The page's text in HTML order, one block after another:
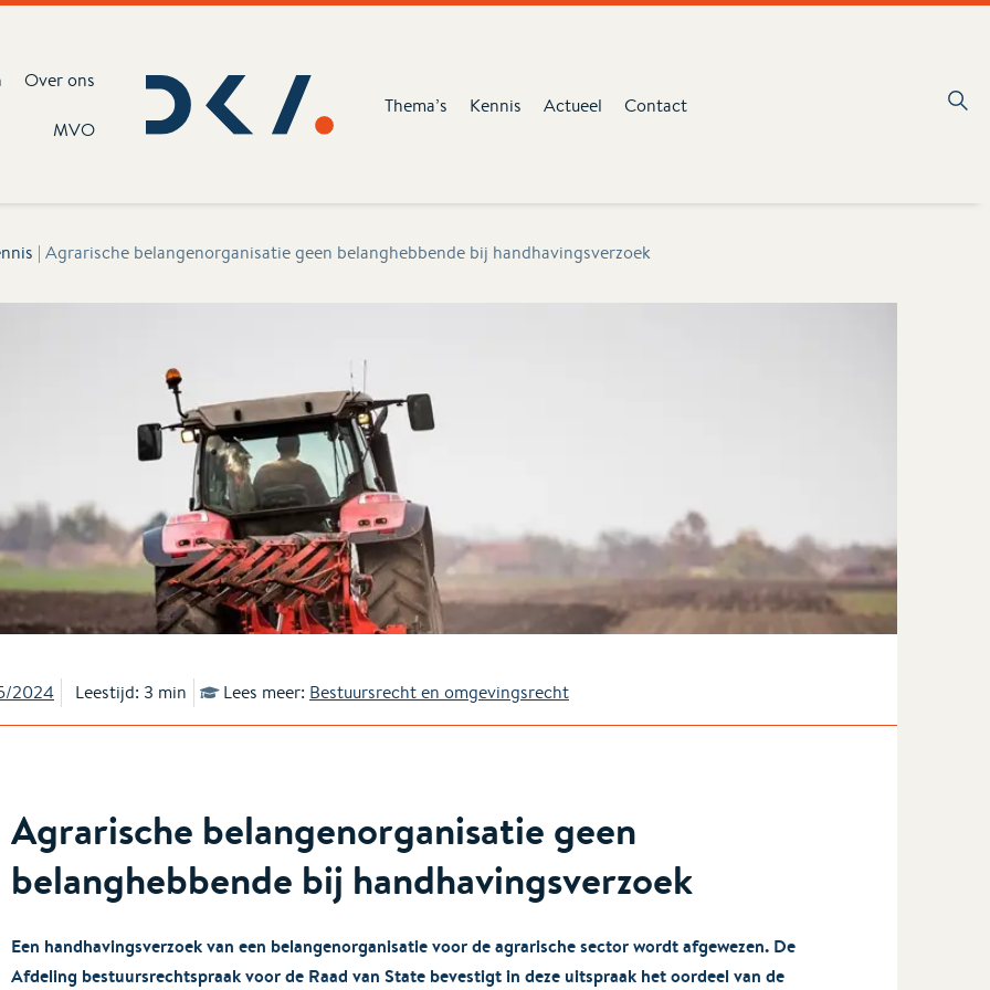
Over ons
MVO
Thema’s Kennis Actueel Contact
| Agrarische belangenorganisatie geen belanghebbende bij handhavingsverzoek
2024 Leestijd: 3 min Lees meer: Bestuursrecht en omgevingsrecht
Agrarische belangenorganisatie geen
belanghebbende bij handhavingsverzoek
Een handhavingsverzoek van een belangenorganisatie voor de agrarische sector wordt afgewezen. De
Afdeling bestuursrechtspraak voor de Raad van State bevestigt in deze uitspraak het oordeel van de